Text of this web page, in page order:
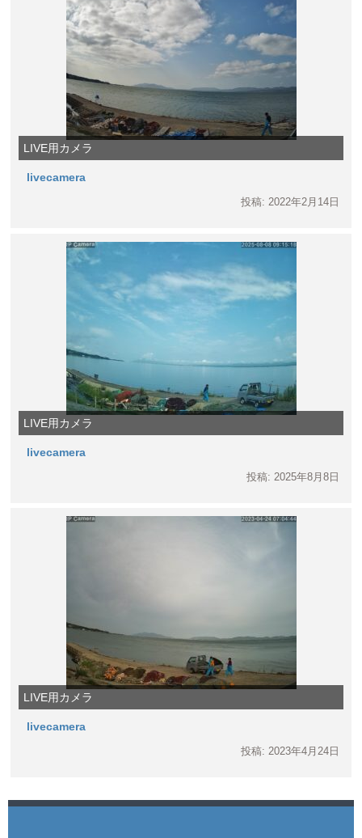
LIVE用カメラ
livecamera
投稿: 2022年2月14日
LIVE用カメラ
livecamera
投稿: 2025年8月8日
LIVE用カメラ
livecamera
投稿: 2023年4月24日